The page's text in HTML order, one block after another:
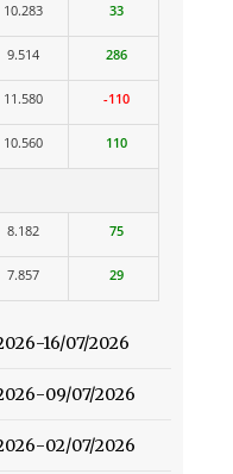
10.283 33
9.514 286
11.580 -110
10.560 110
8.182 75
7.857 29
16/07/2026
09/07/2026
02/07/2026